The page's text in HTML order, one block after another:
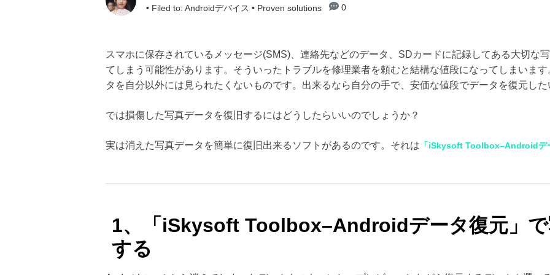
• Filed to: Androidデバイス • Proven solutions 0
スマホに保存されているメッセージ(SMS)、連絡先などのデータ、SDカードに記録してある大切な
てしまう可能性があります。そういったトラブルを修理業者を頼むと結構な値段になってしまいま
タを自分以外には見られたくないものです。出来るなら自分の手で、安価な値段でデータを復元し
では損傷した写真データを復旧するにはどうしたらいいのでしょうか？
実は消えた写真データを簡単に復旧出来るソフトがあるのです。それは 「iSkysoft Toolbox–Androidデ
1、「iSkysoft Toolbox–Androidデータ復元」
する